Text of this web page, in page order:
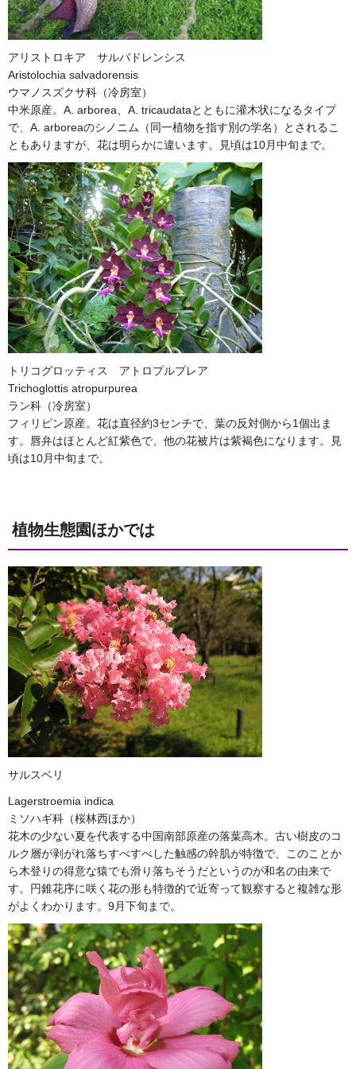
アリストロキア サルバドレンシス
Aristolochia salvadorensis
ウマノスズクサ科（冷房室）
中米原産。A. arborea、A. tricaudataとともに灌木状になるタイプ
で、A. arboreaのシノニム（同一植物を指す別の学名）とされるこ
ともありますが、花は明らかに違います。見頃は10月中旬まで。
トリコグロッティス アトロプルプレア
Trichoglottis atropurpurea
ラン科（冷房室）
フィリピン原産。花は直径約3センチで、葉の反対側から1個出ま
す。唇弁はほとんど紅紫色で、他の花被片は紫褐色になります。見
頃は10月中旬まで。
植物生態園ほかでは
サルスベリ
Lagerstroemia indica
ミソハギ科（桜林西ほか）
花木の少ない夏を代表する中国南部原産の落葉高木。古い樹皮のコ
ルク層が剥がれ落ちすべすべした触感の幹肌が特徴で、このことか
ら木登りの得意な猿でも滑り落ちそうだというのが和名の由来で
す。円錐花序に咲く花の形も特徴的で近寄って観察すると複雑な形
がよくわかります。9月下旬まで。